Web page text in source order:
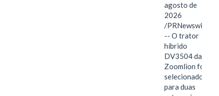
agosto de
2026
/PRNewswire/
-- O trator
híbrido
DV3504 da
Zoomlion foi
selecionado
para duas